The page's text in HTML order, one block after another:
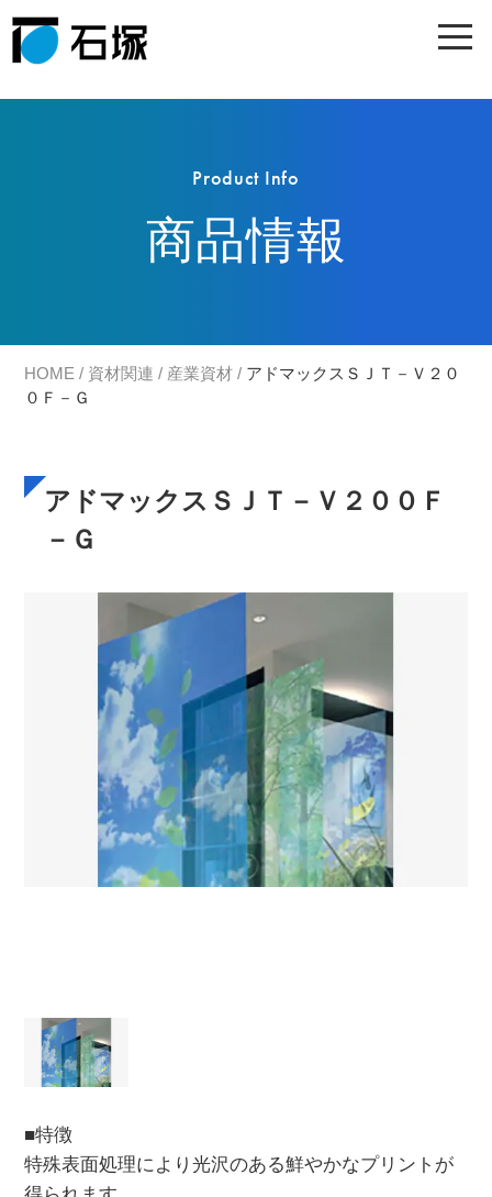
Product Info
商品情報
HOME / 資材関連 / 産業資材 / アドマックスＳＪＴ－Ｖ２０
０Ｆ－Ｇ
アドマックスＳＪＴ－Ｖ２００Ｆ
－Ｇ
■特徴
特殊表面処理により光沢のある鮮やかなプリントが